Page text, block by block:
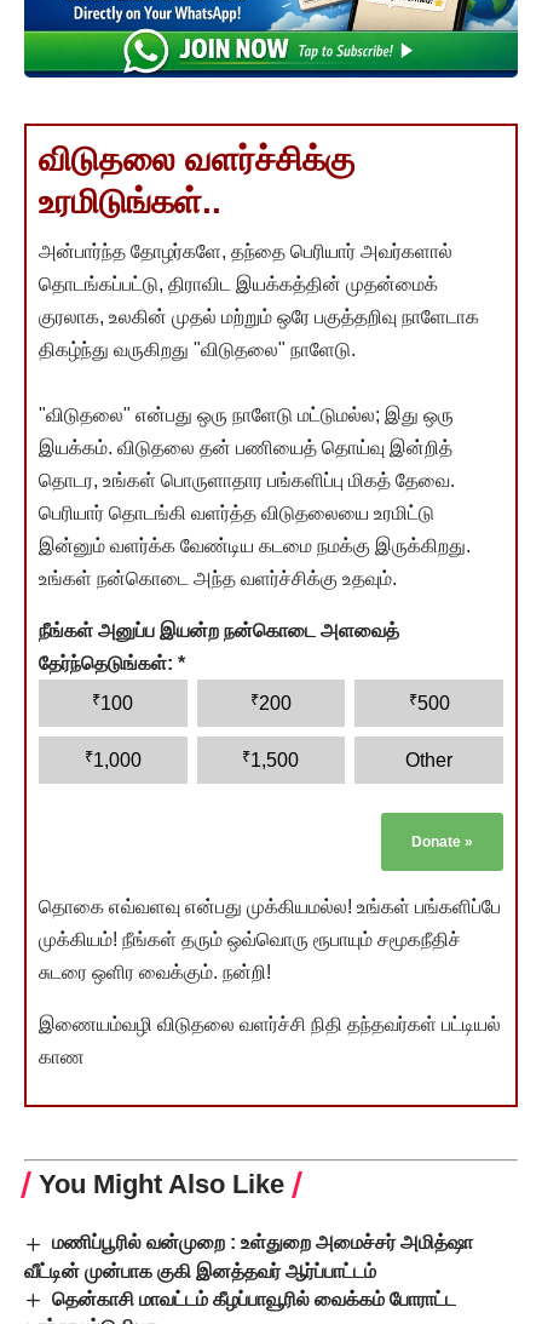
விடுதலை வளர்ச்சிக்கு
உரமிடுங்கள்..
அன்பார்ந்த தோழர்களே, தந்தை பெரியார் அவர்களால்
தொடங்கப்பட்டு, திராவிட இயக்கத்தின் முதன்மைக்
குரலாக, உலகின் முதல் மற்றும் ஒரே பகுத்தறிவு நாளேடாக
திகழ்ந்து வருகிறது "விடுதலை" நாளேடு.
"விடுதலை" என்பது ஒரு நாளேடு மட்டுமல்ல; இது ஒரு
இயக்கம். விடுதலை தன் பணியைத் தொய்வு இன்றித்
தொடர, உங்கள் பொருளாதார பங்களிப்பு மிகத் தேவை.
பெரியார் தொடங்கி வளர்த்த விடுதலையை உரமிட்டு
இன்னும் வளர்க்க வேண்டிய கடமை நமக்கு இருக்கிறது.
உங்கள் நன்கொடை அந்த வளர்ச்சிக்கு உதவும்.
நீங்கள் அனுப்ப இயன்ற நன்கொடை அளவைத்
தேர்ந்தெடுங்கள்: *
₹100 ₹200 ₹500
₹1,000 ₹1,500 Other
Donate »
தொகை எவ்வளவு என்பது முக்கியமல்ல! உங்கள் பங்களிப்பே
முக்கியம்! நீங்கள் தரும் ஒவ்வொரு ரூபாயும் சமூகநீதிச்
சுடரை ஒளிர வைக்கும். நன்றி!
இணையம்வழி விடுதலை வளர்ச்சி நிதி தந்தவர்கள் பட்டியல்
காண
You Might Also Like
மணிப்பூரில் வன்முறை : உள்துறை அமைச்சர் அமித்ஷா
வீட்டின் முன்பாக குகி இனத்தவர் ஆர்ப்பாட்டம்
தென்காசி மாவட்டம் கீழப்பாவூரில் வைக்கம் போராட்ட